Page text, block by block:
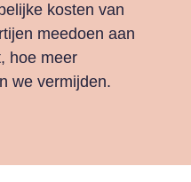
kosten van
meedoen aan
hoe meer
we vermijden.